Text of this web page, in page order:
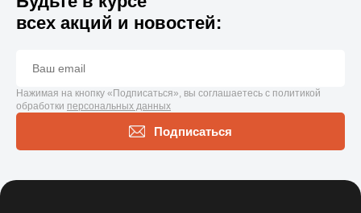
всех акций и новостей:
Нажимая на кнопку «Подписаться», вы соглашаетесь с политикой
обработки персональных данных
Подписаться